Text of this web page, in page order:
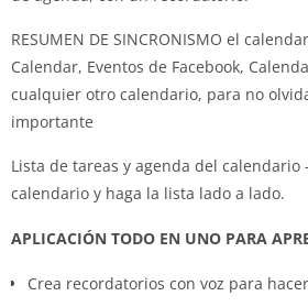
RESUMEN DE SINCRONISMO el
Calendar, Eventos de Facebook,
cualquier otro calendario, para no
importante
Lista de tareas y agenda del calendario
calendario y haga la lista lado a lado.
APLICACIÓN TODO EN UNO PARA
Crea recordatorios con voz para